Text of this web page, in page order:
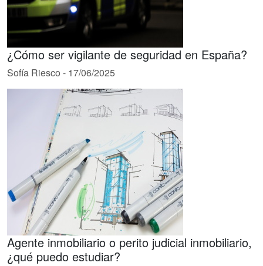
¿Cómo ser vigilante de seguridad en España?
Sofía Riesco - 17/06/2025
Agente inmobiliario o perito judicial inmobiliario,
¿qué puedo estudiar?